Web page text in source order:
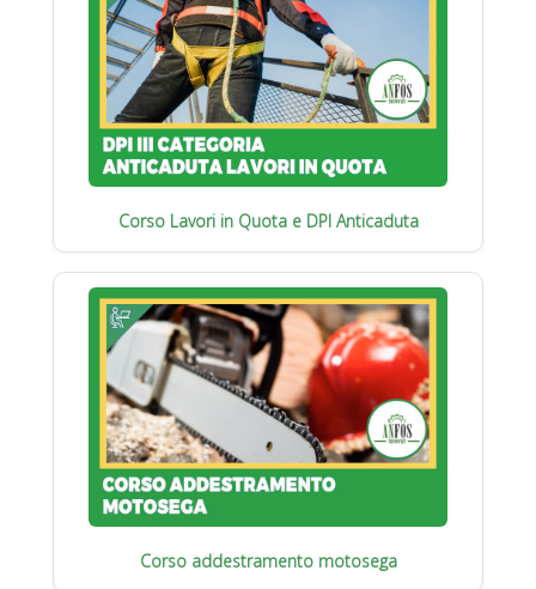
Corso Lavori in Quota e DPI Anticaduta
Corso addestramento motosega